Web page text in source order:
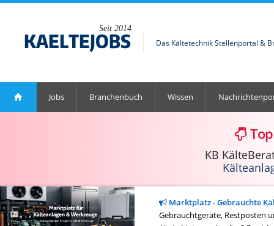
Seit 2014
Das Kältetechnik Stellenportal &
Jobs Branchenbuch Wissen
KB
Marktplatz - Gebrauchte
Gebrauchtgeräte, Restposten